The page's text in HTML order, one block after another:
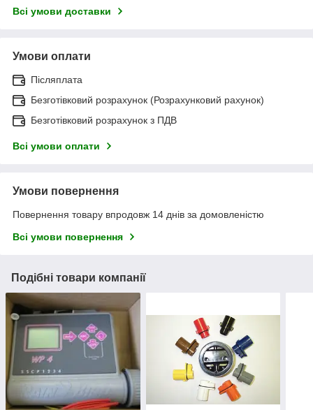
Всі умови доставки
Умови оплати
Післяплата
Безготівковий розрахунок (Розрахунковий рахунок)
Безготівковий розрахунок з ПДВ
Всі умови оплати
Умови повернення
Повернення товару впродовж 14 днів за домовленістю
Всі умови повернення
Подібні товари компанії